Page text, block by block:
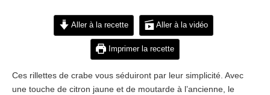
Aller à la recette Aller à la vidéo
Imprimer la recette
Ces rillettes de crabe vous séduiront par leur simplicité. Avec
une touche de citron jaune et de moutarde à l’ancienne, le